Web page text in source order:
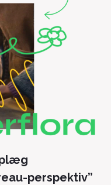
perspektiv”